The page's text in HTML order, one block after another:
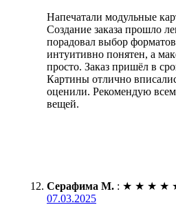
Напечатали модульные
Создание заказа прошло
порадовал выбор
интуитивно понятен, а
просто. Заказ пришёл в
Картины отлично
оценили. Рекомендую
вещей.
Серафима М. : ★ ★ ★ ★
07.03.2025